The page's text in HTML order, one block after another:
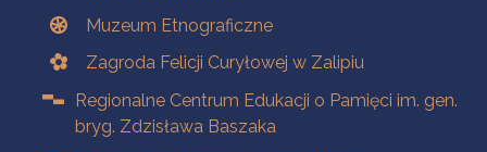
Muzeum Etnograficzne
Zagroda Felicji Curyłowej w Zalipiu
Regionalne Centrum Edukacji o Pamięci im. gen.
bryg. Zdzisława Baszaka